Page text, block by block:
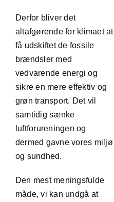
Derfor bliver det
altafgørende for klimaet at
få udskiftet de fossile
brændsler med
vedvarende energi og
sikre en mere effektiv og
grøn transport. Det vil
samtidig sænke
luftforureningen og
dermed gavne vores miljø
og sundhed.
Den mest meningsfulde
måde, vi kan undgå at